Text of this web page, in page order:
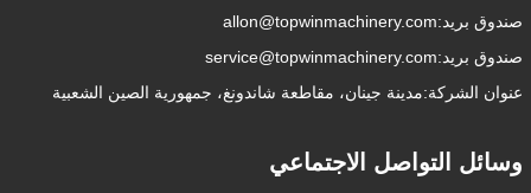
صندوق بريد:allon@topwinmachinery.com
صندوق بريد:service@topwinmachinery.com
عنوان الشركة:مدينة جينان، مقاطعة شاندونغ، جمهورية الصين الشعبية
وسائل التواصل الاجتماعي